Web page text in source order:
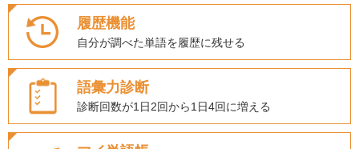
履歴機能
自分が調べた単語を履歴に残せる
語彙力診断
診断回数が1日2回から1日4回に増える